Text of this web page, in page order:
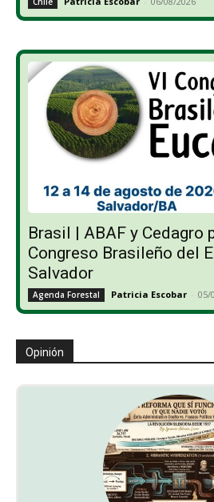
Brasil | ABAF y Cedagro
Congreso Brasileño del
Salvador
Agenda Forestal Patricia Escobar - 05/
Opinión